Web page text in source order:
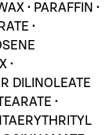
• PARAFFIN •
•
•
DILINOLEATE
•